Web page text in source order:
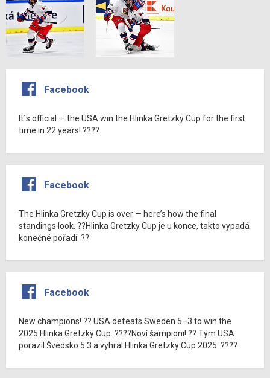
Facebook
It´s official — the USA win the Hlinka Gretzky Cup for the first
time in 22 years! ????
Facebook
The Hlinka Gretzky Cup is over — here’s how the final
standings look. ??Hlinka Gretzky Cup je u konce, takto vypadá
konečné pořadí. ??
Facebook
New champions! ?? USA defeats Sweden 5–3 to win the
2025 Hlinka Gretzky Cup. ????Noví šampioni! ?? Tým USA
porazil Švédsko 5:3 a vyhrál Hlinka Gretzky Cup 2025. ????